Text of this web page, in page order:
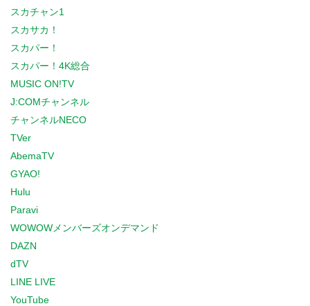
スカチャン1
スカサカ！
スカパー！
スカパー！4K総合
MUSIC ON!TV
J:COMチャンネル
チャンネルNECO
TVer
AbemaTV
GYAO!
Hulu
Paravi
WOWOWメンバーズオンデマンド
DAZN
dTV
LINE LIVE
YouTube